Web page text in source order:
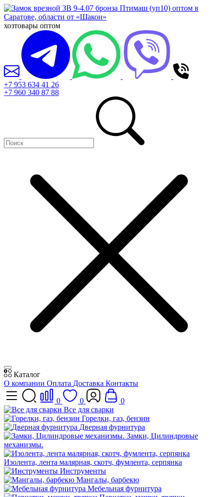
хозтовары оптом
+7 953 634 41 26
+7 960 340 87 88
Каталог
О компании Оплата Доставка Контакты
0 0
0
Все для сварки
Горелки, газ, бензин
Дверная фурнитура
Замки, Цилиндровые
механизмы.
Изолента, лента малярная, скотч, фумлента, серпянка
Инструменты
Мангалы, барбекю
Мебельная фурнитура